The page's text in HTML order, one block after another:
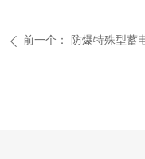
ꄴ 前一个： 防爆特殊型蓄